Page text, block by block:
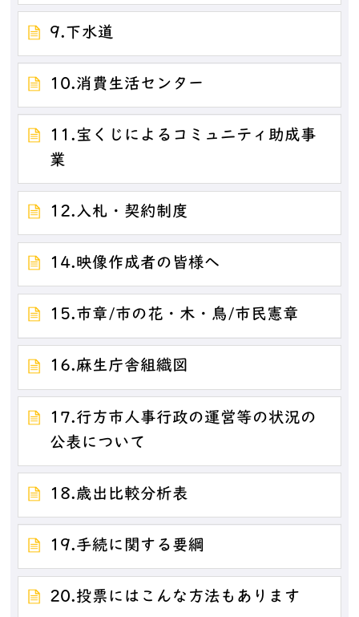
9.下水道
10.消費生活センター
11.宝くじによるコミュニティ助成事
業
12.入札・契約制度
14.映像作成者の皆様へ
15.市章/市の花・木・鳥/市民憲章
16.麻生庁舎組織図
17.行方市人事行政の運営等の状況の
公表について
18.歳出比較分析表
19.手続に関する要綱
20.投票にはこんな方法もあります